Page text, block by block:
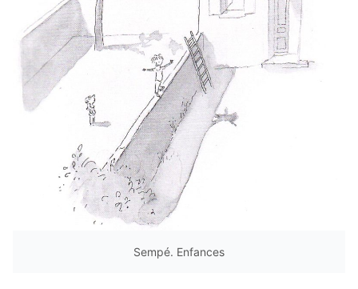
Sempé. Enfances